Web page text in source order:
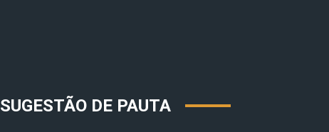
SUGESTÃO DE PAUTA